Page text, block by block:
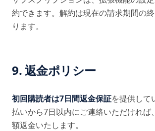
約できます。解約は現在の請求期間の
ります。
9. 返金ポリシー
初回購読者は7日間返金保証を提供して
払いから7日以内にご連絡いただければ
額返金いたします。